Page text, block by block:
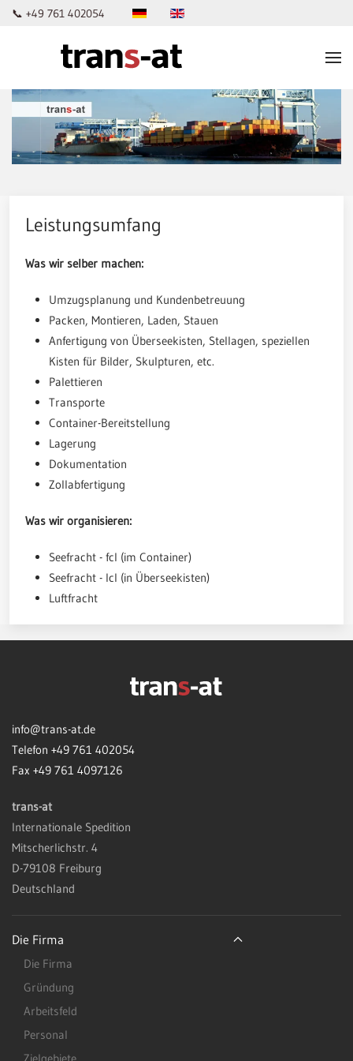
📞 +49 761 402054
Leistungsumfang
Was wir selber machen:
Umzugsplanung und Kundenbetreuung
Packen, Montieren, Laden, Stauen
Anfertigung von Überseekisten, Stellagen, speziellen
Kisten für Bilder, Skulpturen, etc.
Palettieren
Transporte
Container-Bereitstellung
Lagerung
Dokumentation
Zollabfertigung
Was wir organisieren:
Seefracht - fcl (im Container)
Seefracht - lcl (in Überseekisten)
Luftfracht
info@trans-at.de
Telefon +49 761 402054
Fax +49 761 4097126
trans-at
Internationale Spedition
Mitscherlichstr. 4
D-79108 Freiburg
Deutschland
Die Firma
Die Firma
Gründung
Arbeitsfeld
Personal